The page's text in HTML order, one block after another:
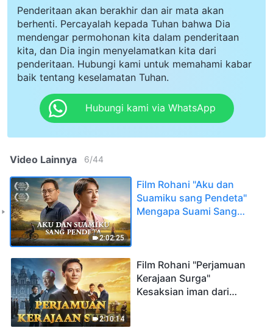
Penderitaan akan berakhir dan air mata akan
berhenti. Percayalah kepada Tuhan bahwa Dia
mendengar permohonan kita dalam penderitaan
kita, dan Dia ingin menyelamatkan kita dari
penderitaan. Hubungi kami untuk memahami kabar
baik tentang keselamatan Tuhan.
Hubungi kami via WhatsApp
Video Lainnya 6/44
2:02:25
Film Rohani "Aku dan
Suamiku sang Pendeta"
Mengapa Suami Sang
2:10:14
Film Rohani "Perjamuan
Kerajaan Surga"
Kesaksian iman dari